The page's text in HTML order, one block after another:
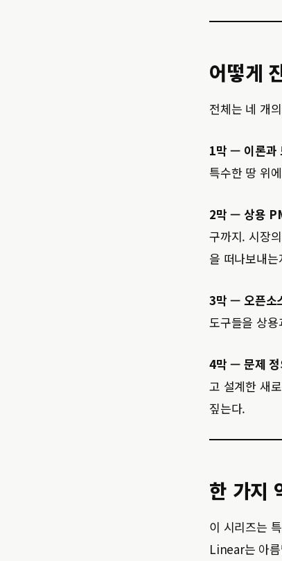
어떻게
전체는 네 개
1막 — 이론과
특수한 땅 위
2막 — 상용
구까지. 시장
을 떠나보내
3막 — 오픈소
도구들을 상
4막 — 문제
고 설계한 새
짚는다.
한 가지
이 시리즈는
Linear는 아름